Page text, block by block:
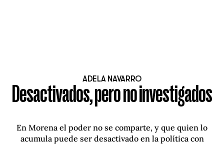
ADELA NAVARRO
Desactivados, pero no investigados
En Morena el poder no se comparte, y que quien lo
acumula puede ser desactivado en la política con